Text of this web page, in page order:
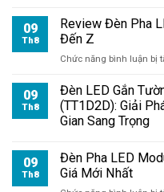
09
Th8
Review Đèn Pha
Đến Z
Chức năng bình luận bị
09
Th8
Đèn LED Gắn
(TT1D2D): Giải
Gian Sang Trọng
09
Th8
Đèn Pha LED
Giá Mới Nhất